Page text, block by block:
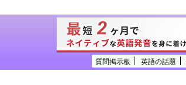
質問掲示板 英語の話題